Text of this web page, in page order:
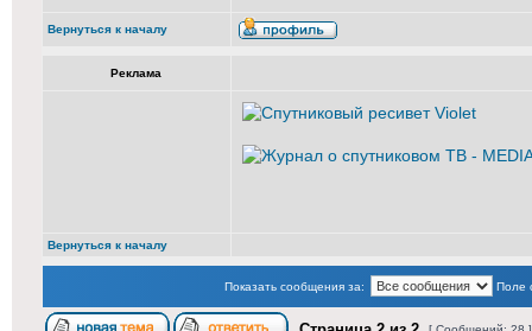
Вернуться к началу
Реклама
Вернуться к началу
Показать сообщения за: Поле